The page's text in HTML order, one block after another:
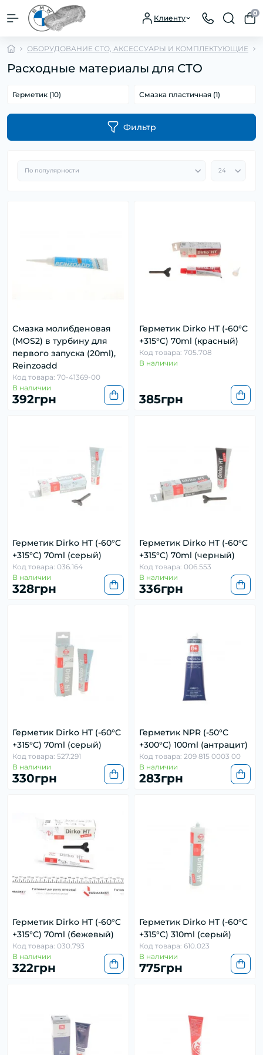
Клиенту
0
ОБОРУДОВАНИЕ СТО, АКСЕССУАРЫ И КОМПЛЕКТУЮЩИЕ
Расходные материалы для СТО
Герметик (10) Смазка пластичная (1)
Фильтр
Смазка молибденовая
(MOS2) в турбину для
первого запуска (20ml),
Reinzoadd
Код товара: 70-41369-00
В наличии
392грн
Герметик Dirko HT (-60°C
+315°C) 70ml (красный)
Код товара: 705.708
В наличии
385грн
Герметик Dirko HT (-60°C
+315°C) 70ml (серый)
Код товара: 036.164
В наличии
328грн
Герметик Dirko HT (-60°C
+315°C) 70ml (черный)
Код товара: 006.553
В наличии
336грн
Герметик Dirko HT (-60°C
+315°C) 70ml (серый)
Код товара: 527.291
В наличии
330грн
Герметик NPR (-50°C
+300°C) 100ml (антрацит)
Код товара: 209 815 0003 00
В наличии
283грн
Герметик Dirko HT (-60°C
+315°C) 70ml (бежевый)
Код товара: 030.793
В наличии
322грн
Герметик Dirko HT (-60°C
+315°C) 310ml (серый)
Код товара: 610.023
В наличии
775грн